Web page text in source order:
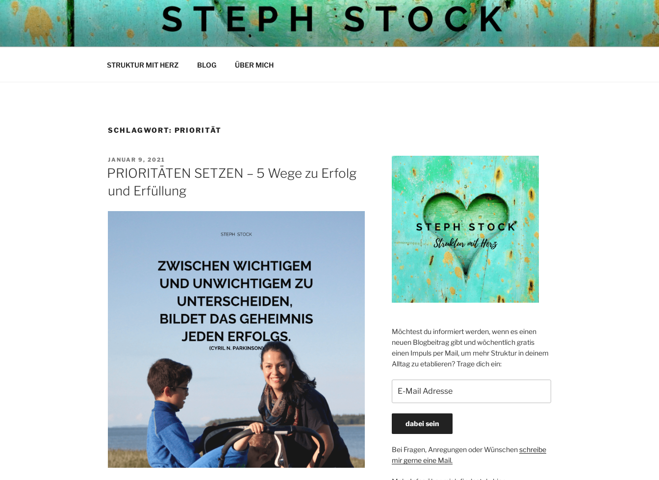
Zum
Inhalt
springen
STEPH STOCKS BLOG
Struktur mit Herz
STRUKTUR MIT HERZ BLOG ÜBER MICH
SCHLAGWORT: PRIORITÄT
VERÖFFENTLICHT
AM
JANUAR 9, 2021
PRIORITÄTEN SETZEN – 5 Wege zu Erfolg
und Erfüllung
Möchtest du informiert werden, wenn es einen
neuen Blogbeitrag gibt und wöchentlich gratis
einen Impuls per Mail, um mehr Struktur in deinem
Alltag zu etablieren? Trage dich ein:
Bei Fragen, Anregungen oder Wünschenschreibe
mir gerne eine Mail.